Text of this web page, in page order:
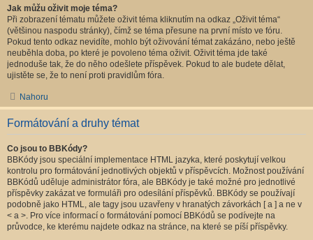
Jak můžu oživit moje téma?
Při zobrazení tématu můžete oživit téma kliknutím na odkaz „Oživit téma“
(většinou naspodu stránky), čímž se téma přesune na první místo ve fóru.
Pokud tento odkaz nevidíte, mohlo být oživování témat zakázáno, nebo ještě
neuběhla doba, po které je povoleno téma oživit. Oživit téma jde také
jednoduše tak, že do něho odešlete příspěvek. Pokud to ale budete dělat,
ujistěte se, že to není proti pravidlům fóra.
Nahoru
Formátování a druhy témat
Co jsou to BBKódy?
BBKódy jsou speciální implementace HTML jazyka, které poskytují velkou
kontrolu pro formátování jednotlivých objektů v příspěvcích. Možnost používání
BBKódů uděluje administrátor fóra, ale BBKódy je také možné pro jednotlivé
příspěvky zakázat ve formuláři pro odesílání příspěvků. BBKódy se používají
podobně jako HTML, ale tagy jsou uzavřeny v hranatých závorkách [ a ] a ne v
< a >. Pro více informací o formátování pomocí BBKódů se podívejte na
průvodce, ke kterému najdete odkaz na stránce, na které se píší příspěvky.